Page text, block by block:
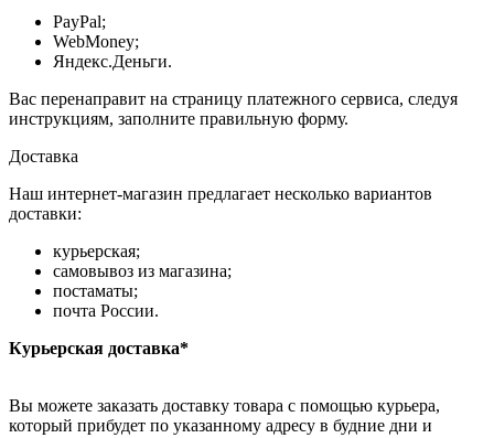
PayPal;
WebMoney;
Яндекс.Деньги.
Вас перенаправит на страницу платежного сервиса, следуя
инструкциям, заполните правильную форму.
Доставка
Наш интернет-магазин предлагает несколько вариантов
доставки:
курьерская;
самовывоз из магазина;
постаматы;
почта России.
Курьерская доставка*
Вы можете заказать доставку товара с помощью курьера,
который прибудет по указанному адресу в будние дни и